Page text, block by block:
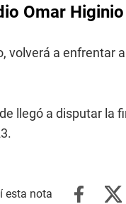
Omar
volverá a enfrentar
llegó a disputar la